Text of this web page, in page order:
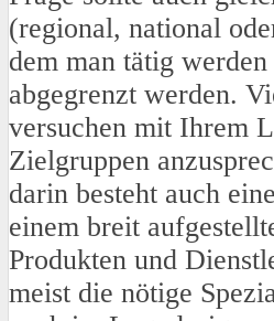
(regional, national
dem man tätig werden
abgegrenzt werden.
versuchen mit Ihrem
Zielgruppen
darin besteht auch
einem breit
Produkten und
meist die nötige